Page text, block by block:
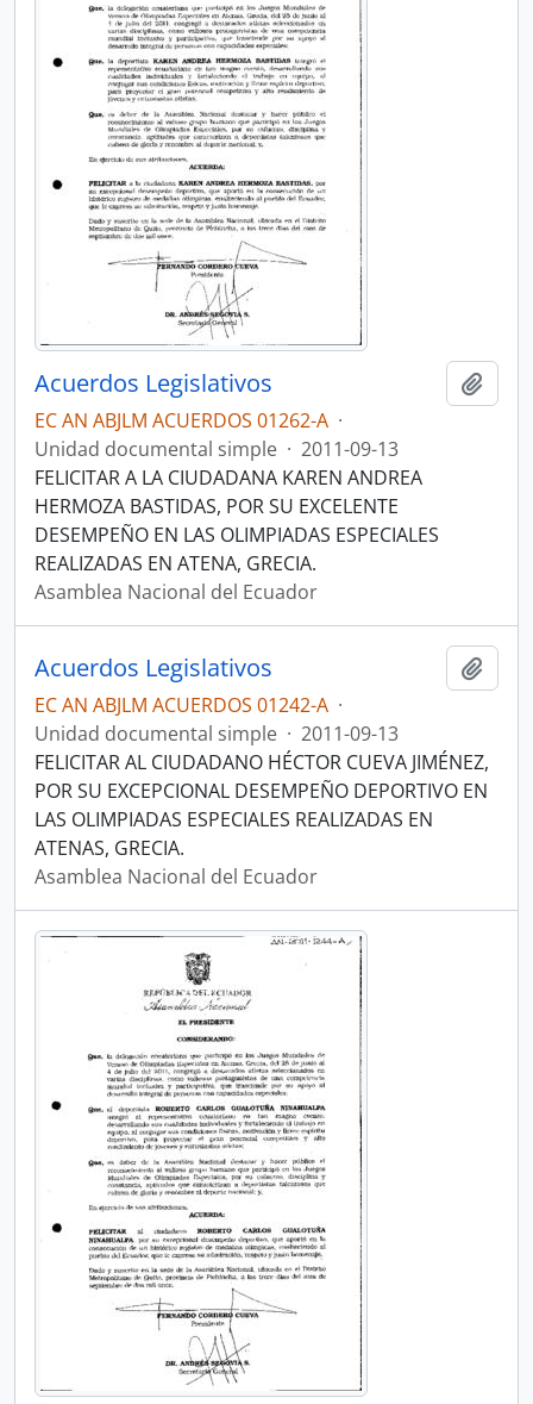
Acuerdos Legislativos
EC AN ABJLM ACUERDOS 01262-A ·
Unidad documental simple · 2011-09-13
FELICITAR A LA CIUDADANA KAREN ANDREA
HERMOZA BASTIDAS, POR SU EXCELENTE
DESEMPEÑO EN LAS OLIMPIADAS ESPECIALES
REALIZADAS EN ATENA, GRECIA.
Asamblea Nacional del Ecuador
Acuerdos Legislativos
EC AN ABJLM ACUERDOS 01242-A ·
Unidad documental simple · 2011-09-13
FELICITAR AL CIUDADANO HÉCTOR CUEVA JIMÉNEZ,
POR SU EXCEPCIONAL DESEMPEÑO DEPORTIVO EN
LAS OLIMPIADAS ESPECIALES REALIZADAS EN
ATENAS, GRECIA.
Asamblea Nacional del Ecuador